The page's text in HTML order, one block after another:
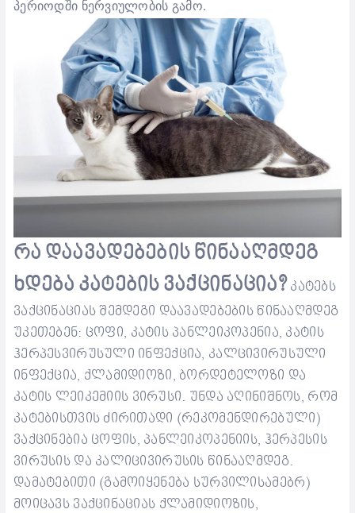
პერიოდში ნერვიულობის გამო.
რა დაავადებების წინააღმდეგ
ხდება კატების ვაქცინაცია? კატებს
ვაქცინაციასშემდეგი დაავადებების წინააღმდეგ
უკეთებენ: ცოფი, კატის პანლეიკოპენია, კატის
ჰერპესვირუსული ინფექცია, კალცივირუსული
ინფექცია, ქლამიდიოზი, ბორდეტელოზი და
კატის ლეიკემიის ვირუსი. უნდა აღინიშნოს, რომ
კატებისთვის ძირითადი (რეკომენდირებული)
ვაქცინებია ცოფის, პანლეიკოპენიის, ჰერპესის
ვირუსის და კალიცივირუსის წინააღმდეგ.
დამატებითი (გამოიყენება სურვილისამებრ)
მოიცავს ვაქცინაციას ქლამიდიოზის,